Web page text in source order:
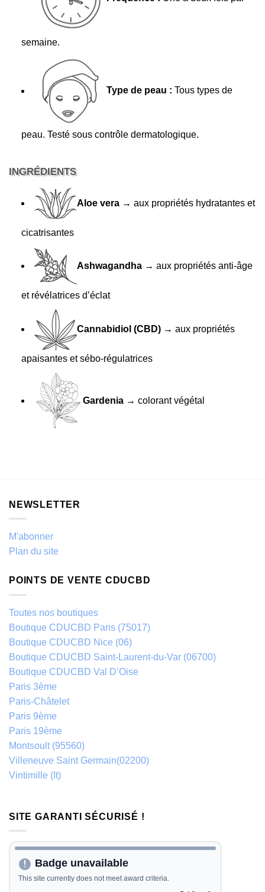
semaine.
Type de peau : Tous types de
peau. Testé sous contrôle dermatologique.
INGRÉDIENTS
Aloe vera→ aux propriétés hydratantes et
cicatrisantes
Ashwagandha→ aux propriétés anti-âge
et révélatrices d’éclat
Cannabidiol (CBD)→ aux propriétés
apaisantes et sébo-régulatrices
Gardenia→ colorant végétal
NEWSLETTER
M'abonner
Plan du site
POINTS DE VENTE CDUCBD
Toutes nos boutiques
Boutique CDUCBD Paris (75017)
Boutique CDUCBD Nice (06)
Boutique CDUCBD Saint-Laurent-du-Var (06700)
Boutique CDUCBD Val D’Oise
Paris 3ème
Paris-Châtelet
Paris 9ème
Paris 19ème
Montsoult (95560)
Villeneuve Saint Germain(02200)
Vintimille (It)
SITE GARANTI SÉCURISÉ !